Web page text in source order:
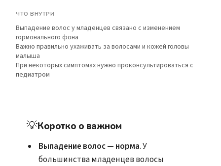
ЧТО ВНУТРИ
Выпадение волос у младенцев связано с изменением
гормонального фона
Важно правильно ухаживать за волосами и кожей головы
малыша
При некоторых симптомах нужно проконсультироваться с
педиатром
💡Коротко о важном
Выпадение волос — норма. У
большинства младенцев волосы